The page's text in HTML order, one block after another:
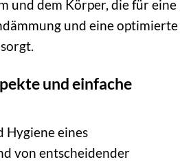
und dem Körper, die für eine
und eine optimierte
und einfache
Hygiene eines
von entscheidender